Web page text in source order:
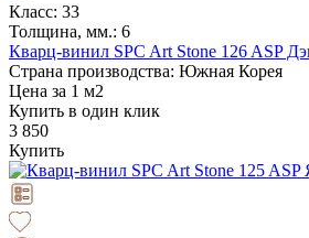
Класс: 33
Толщина, мм.: 6
Кварц-винил SPC Art Stone 126 ASP
Страна производства: Южная Корея
Цена за 1 м2
Купить в один клик
3 850
Купить